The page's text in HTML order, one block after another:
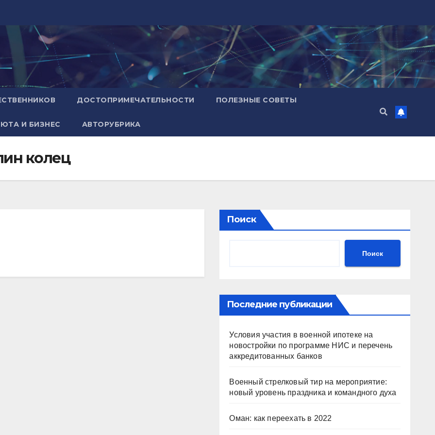
ДОСТОПРИМЕЧАТЕЛЬНОСТИ ПОЛЕЗНЫЕ СОВЕТЫ
И БИЗНЕС АВТОРУБРИКА
колец
Поиск
Поиск
Последние публикации
Условия участия в военной ипотеке на
новостройки по программе НИС и перечень
аккредитованных банков
Военный стрелковый тир на мероприятие:
новый уровень праздника и командного духа
Оман: как переехать в 2022